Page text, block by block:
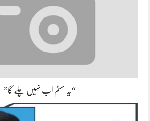
“یہ سسٹم اب نہیں چلے گا”